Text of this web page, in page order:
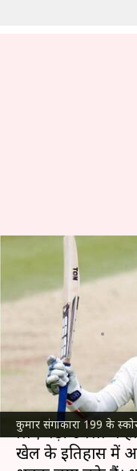
कुमार संगाकारा 199 के
टेस्ट क्रिकेट:
299 और
पर नाबाद रहे
लेखन अंकित पसबोला Sep
क्या है खबर?
टेस्ट क्रिकेटमें तिहरा
लिए बड़ी उपलब्धि
खेल के इतिहास में